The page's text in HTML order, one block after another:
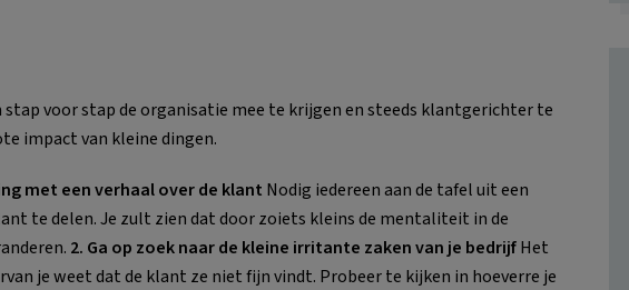
stap voor stap de organisatie mee te krijgen en steeds klantgerichter te
impact van kleine dingen.
met een verhaal over de klant Nodig iedereen aan de tafel uit een
te delen. Je zult zien dat door zoiets kleins de mentaliteit in de
2. Ga op zoek naar de kleine irritante zaken van je bedrijfHet
je weet dat de klant ze niet fijn vindt. Probeer te kijken in hoeverre je